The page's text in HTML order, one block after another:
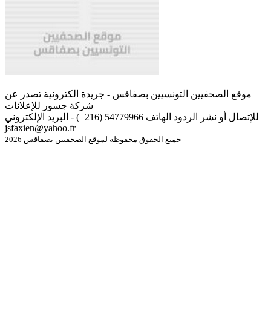
موقع الصحفيين التونسيين بصفاقس - جريدة الكترونية تصدر عن
شركة جسور للإعلانات
للإتصال أو نشر الردود الهاتف 54779966 (216+) - البريد الإلكتروني
jsfaxien@yahoo.fr
جميع الحقوق محفوظة لموقع الصحفيين بصفاقس 2026